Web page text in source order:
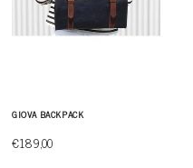
GIOVA BACKPACK
€189,00